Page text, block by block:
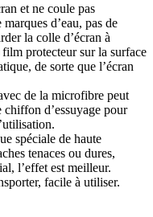
et ne coule pas
d’eau, pas de
la colle d’écran à
protecteur sur la surface
de sorte que l’écran
de la microfibre peut
d’essuyage pour
spéciale de haute
tenaces ou dures,
l’effet est meilleur.
facile à utiliser.